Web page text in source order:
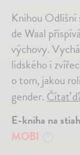
Knihou Odlišní
de Waal
výchovy.
lidského i
o tom, jakou
gender.Čítať
E-kniha na
MOBI